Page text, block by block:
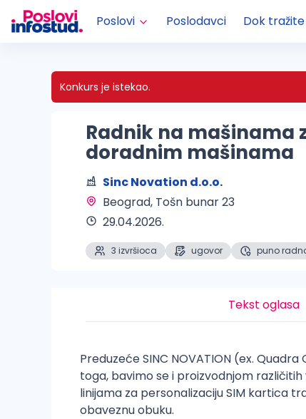
Poslovi Poslodavci Dok
Konkurs je istekao.
Radnik na mašinama
doradnim mašinama
Sinc Novation d.o.o.
Beograd, Tošn bunar 23
29.04.2026.
3 izvršioca ugovor puno
Tekst oglasa
Preduzeće SINC NOVATION (ex.
toga, bavimo se i proizvodnjom
linijama za personalizaciju SIM kartica
obaveznu obuku.